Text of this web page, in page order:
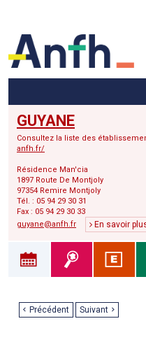
GUYANE
Consultez la liste des
anfh.fr/
Résidence Man'cia
1897 Route De Montjoly
97354 Remire Montjoly
Tél. : 05 94 29 30 31
Fax : 05 94 29 30 33
guyane@anfh.fr
En savoir
Précédent Suivant